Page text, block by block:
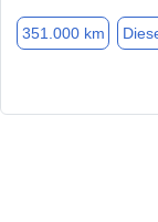
351.000 km